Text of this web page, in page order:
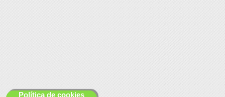
Política de cookies